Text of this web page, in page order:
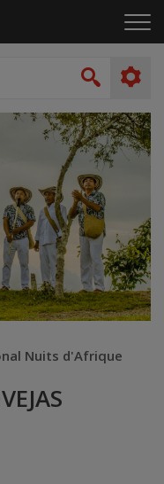
le
Nuits d'Afrique